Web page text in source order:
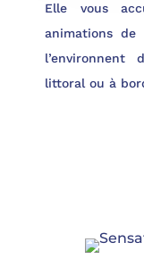
Elle vous
animations
littoral ou à